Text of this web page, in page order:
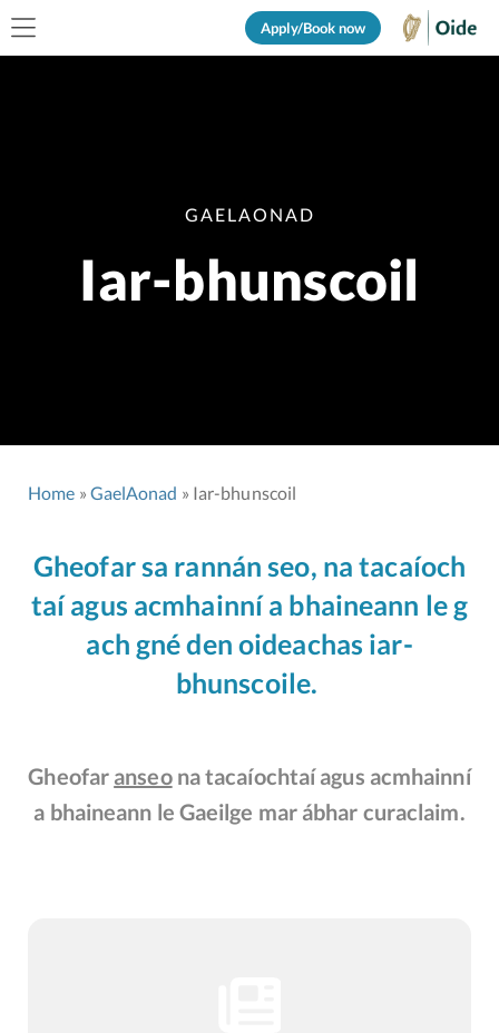
Apply/Book now
GAELAONAD
Iar-bhunscoil
Home GaelAonad Iar-bhunscoil
Gheofar sa rannán seo, na tacaíoch
taí agus acmhainní a bhaineann le g
ach gné den oideachas iar-
bhunscoile.
Gheofar anseona tacaíochtaí agus acmhainní
a bhaineann le Gaeilge mar ábhar curaclaim.